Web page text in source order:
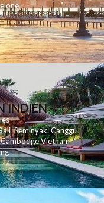
,
INDIEN
SeminyakCanggu
CambodgeVietnam